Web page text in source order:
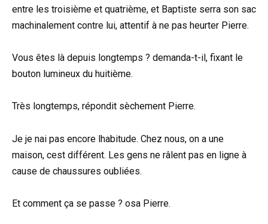
entre les troisième et quatrième, et Baptiste serra son sac
machinalement contre lui, attentif à ne pas heurter Pierre.
Vous êtes là depuis longtemps ? demanda-t-il, fixant le
bouton lumineux du huitième.
Très longtemps, répondit sèchement Pierre.
Je je nai pas encore lhabitude. Chez nous, on a une
maison, cest différent. Les gens ne râlent pas en ligne à
cause de chaussures oubliées.
Et comment ça se passe ? osa Pierre.